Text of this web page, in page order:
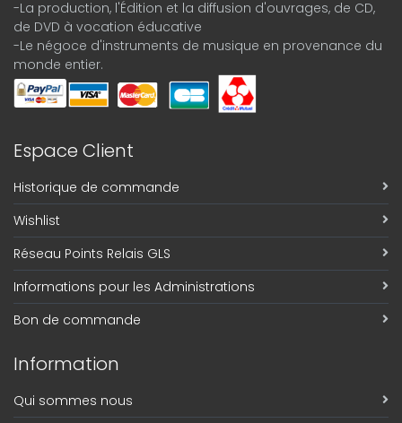
-La production, l'Édition et la diffusion d'ouvrages, de CD,
de DVD à vocation éducative
-Le négoce d'instruments de musique en provenance du
monde entier.
Espace Client
Historique de commande
Wishlist
Réseau Points Relais GLS
Informations pour les Administrations
Bon de commande
Information
Qui sommes nous